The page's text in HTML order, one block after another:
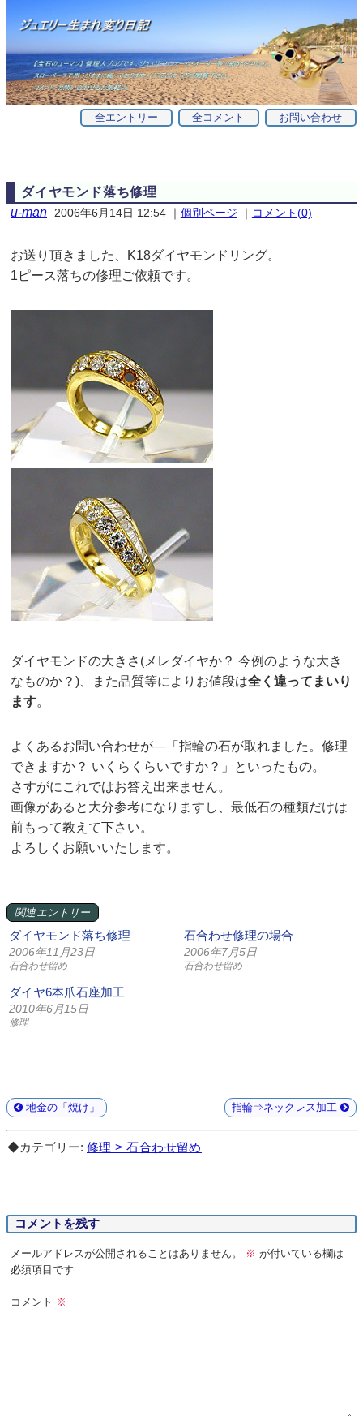
お問い合わせ
全コメント
全エントリー
ダイヤモンド落ち修理
u-man 2006年6月14日 12:54｜ 個別ページ ｜ コメント(0)
お送り頂きました、K18ダイヤモンドリング。
1ピース落ちの修理ご依頼です。
ダイヤモンドの大きさ(メレダイヤか？ 今例のような大き
なものか？)、また品質等によりお値段は全く違ってまいり
ます。
よくあるお問い合わせが—「指輪の石が取れました。修理
できますか？ いくらくらいですか？」といったもの。
さすがにこれではお答え出来ません。
画像があると大分参考になりますし、最低石の種類だけは
前もって教えて下さい。
よろしくお願いいたします。
関連エントリー
ダイヤモンド落ち修理
2006年11月23日
石合わせ留め
石合わせ修理の場合
2006年7月5日
石合わせ留め
ダイヤ6本爪石座加工
2010年6月15日
修理
地金の「焼け」 指輪⇒ネックレス加工
◆カテゴリー: 修理 > 石合わせ留め
コメントを残す
メールアドレスが公開されることはありません。 ※ が付いている欄は
必須項目です
コメント ※